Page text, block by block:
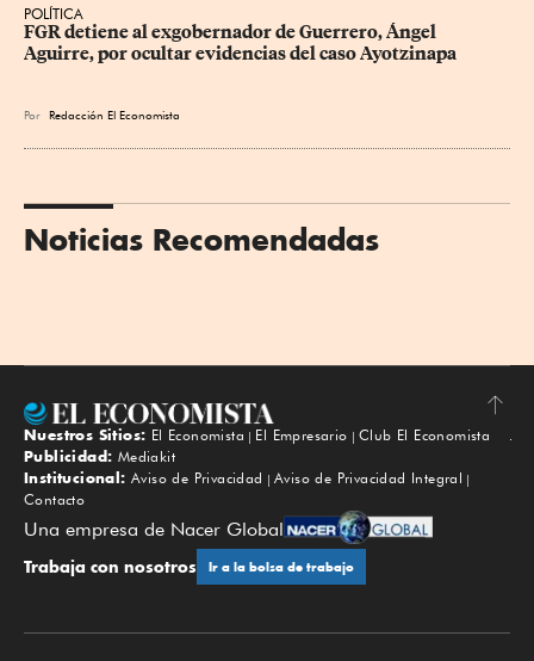
POLÍTICA
FGR detiene al exgobernador de Guerrero, Ángel
Aguirre, por ocultar evidencias del caso Ayotzinapa
Por Redacción El Economista
Noticias Recomendadas
Subir
Nuestros Sitios: El Economista El Empresario
Club El Economista
Publicidad: Mediakit
Institucional: Aviso de Privacidad
Aviso de Privacidad Integral
Contacto
Una empresa de Nacer Global
Trabaja con nosotros Ir a la bolsa de trabajo